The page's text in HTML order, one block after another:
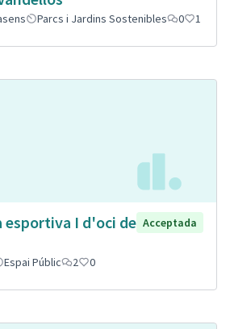
Parcs i Jardins Sostenibles 0 1
esportiva I d'oci de Acceptada
Espai Públic 2 0